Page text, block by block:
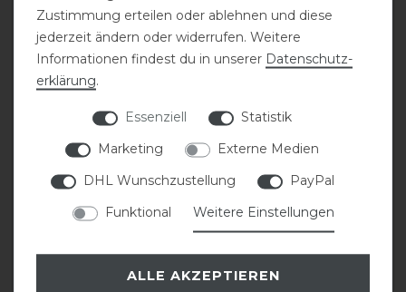
26 Softshell Jewel
Transportgamaschen
111,96 € *
ARTIKEL MERKEN
26 Fleece Jewel
Bandagen
31,96 € *
ARTIKEL MERKEN
Zustimmung erteilen oder ablehnen und diese
jederzeit ändern oder widerrufen. Weitere
Informationen findest du in unserer Daten­schutz­
erklärung.
Essenziell
Statistik
Marketing
Externe Medien
DHL Wunschzustellung
PayPal
Funktional
Weitere Einstellungen
ALLE AKZEPTIEREN